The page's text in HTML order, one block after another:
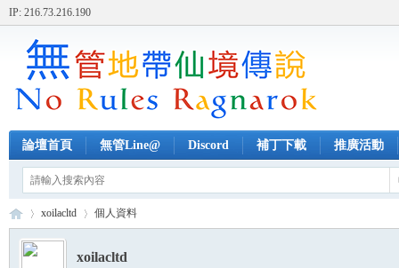
IP: 216.73.216.190
論壇首頁 無管Line@ Discord 補丁下載 推廣活動
xoilacltd 個人資料
xoilacltd